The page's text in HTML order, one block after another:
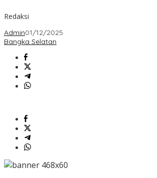
Redaksi
Admin01/12/2025
Bangka Selatan